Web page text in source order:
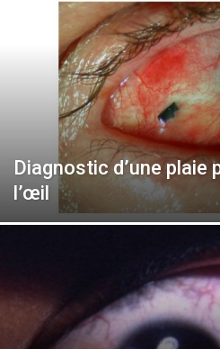
Diagnostic d’une plaie
l’œil